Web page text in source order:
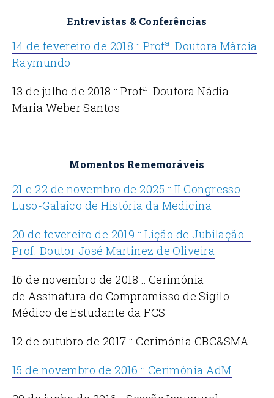
Entrevistas & Conferências
14 de fevereiro de 2018 :: Profa. Doutora Márcia
Raymundo
13 de julho de 2018 :: Profa. Doutora Nádia
Maria Weber Santos
Momentos Rememoráveis
21 e 22 de novembro de 2025 :: II Congresso
Luso-Galaico de História da Medicina
20 de fevereiro de 2019 :: Lição de Jubilação -
Prof. Doutor José Martinez de Oliveira
16 de novembro de 2018 :: Cerimónia
de Assinatura do Compromisso de Sigilo
Médico de Estudante da FCS
12 de outubro de 2017 :: Cerimónia CBC&SMA
15 de novembro de 2016 :: Cerimónia AdM